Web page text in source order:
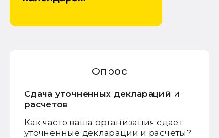
Опрос
Сдача уточненных деклараций и
расчетов
Как часто ваша организация сдает
уточненные декларации и расчеты?